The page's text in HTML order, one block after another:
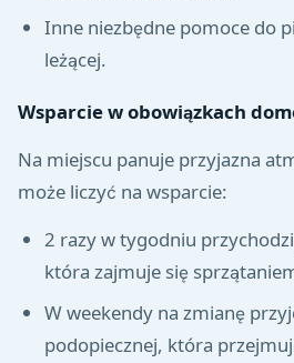
Inne niezbędne pomoce do
leżącej.
Wsparcie w obowiązkach
Na miejscu panuje przyjazna
może liczyć na wsparcie:
2 razy w tygodniu
która zajmuje się
W weekendy na zmianę
podopiecznej, która